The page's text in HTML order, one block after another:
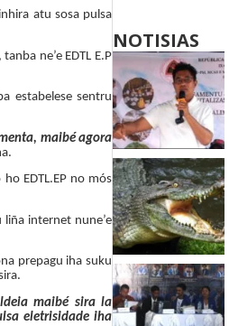
atu sosa pulsa
tanba ne’e EDTL E.P
estabelese sentru
, maibé agora
EDTL.EP no mós
liña internet nune’e
prepagu iha suku
maibé sira la
eletrisidade iha
NOTISIAS